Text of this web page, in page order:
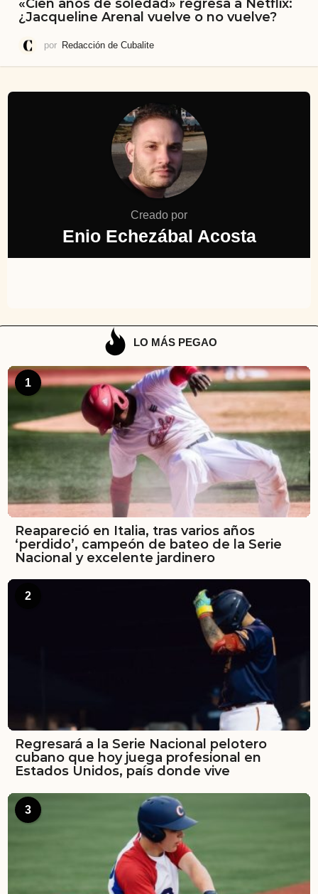
«Cien años de soledad» regresa a Netflix:
¿Jacqueline Arenal vuelve o no vuelve?
por Redacción de Cubalite
Creado por
Enio Echezábal Acosta
LO MÁS PEGAO
1
Reapareció en Italia, tras varios años
‘perdido’, campeón de bateo de la Serie
Nacional y excelente jardinero
2
Regresará a la Serie Nacional pelotero
cubano que hoy juega profesional en
Estados Unidos, país donde vive
3